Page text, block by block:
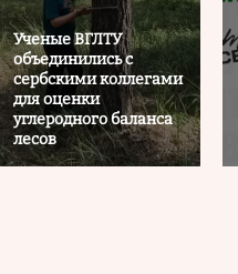
Ученые ВГЛТУ
объединились с
сербскими коллегами
для оценки
углеродного баланса
лесов